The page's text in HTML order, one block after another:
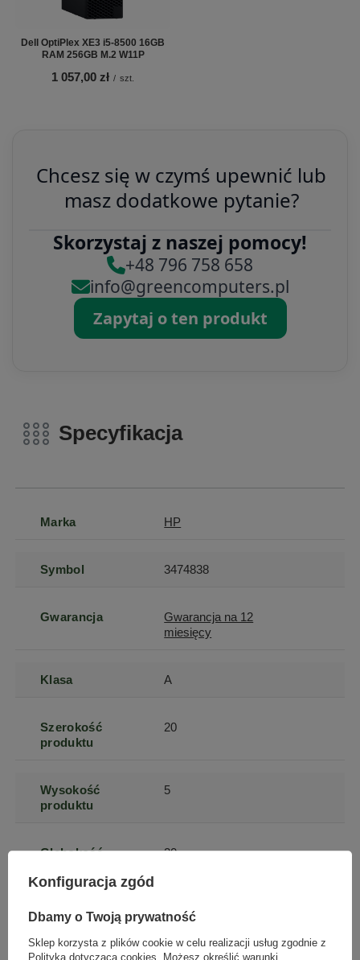
Dell OptiPlex XE3 i5-8500 16GB
RAM 256GB M.2 W11P
1 057,00 zł / szt.
Chcesz się w czymś upewnić lub
masz dodatkowe pytanie?
Skorzystaj z naszej pomocy!
+48 796 758 658
info@greencomputers.pl
Zapytaj o ten produkt
Specyfikacja
Marka HP
Symbol 3474838
Gwarancja
Gwarancja na 12
miesięcy
Klasa A
Szerokość
produktu
20
Wysokość
produktu
5
Głębokość
20
Długość towaru 20
Konfiguracja zgód
Dbamy o Twoją prywatność
Sklep korzysta z plików cookie w celu realizacji usług zgodnie z
Polityką dotyczącą cookies . Możesz określić warunki